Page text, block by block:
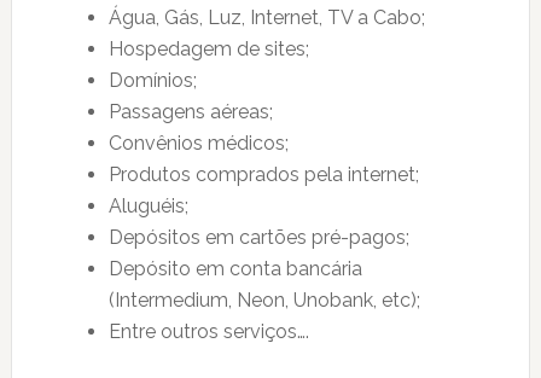
Água, Gás, Luz, Internet, TV a Cabo;
Hospedagem de sites;
Domínios;
Passagens aéreas;
Convênios médicos;
Produtos comprados pela internet;
Aluguéis;
Depósitos em cartões pré-pagos;
Depósito em conta bancária
(Intermedium, Neon, Unobank, etc);
Entre outros serviços….